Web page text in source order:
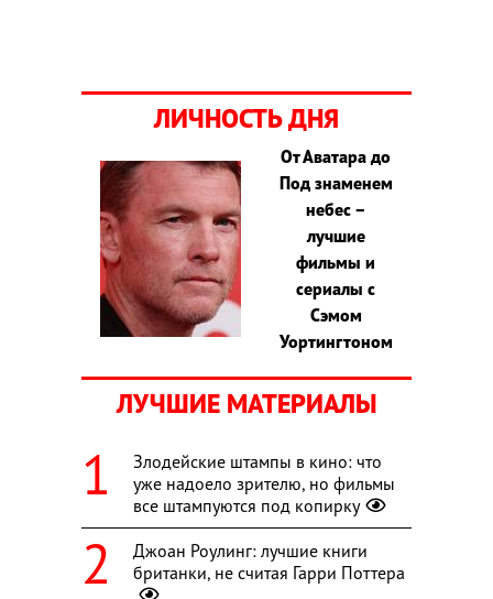
ЛИЧНОСТЬ ДНЯ
От Аватара до
Под знаменем
небес –
лучшие
фильмы и
сериалы с
Сэмом
Уортингтоном
ЛУЧШИЕ МАТЕРИАЛЫ
Злодейские штампы в кино: что
уже надоело зрителю, но фильмы
все штампуются под копирку
Джоан Роулинг: лучшие книги
британки, не считая Гарри Поттера